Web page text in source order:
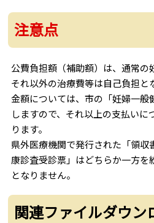
注意点
公費負担額（補助額）は、通常の
それ以外の治療費等は自己負担と
金額については、市の「妊婦一般
しますので、それ以上の支払い
ります。
県外医療機関で発行された「領収
康診査受診票」はどちらか一方を
となりません。
関連ファイルダウン